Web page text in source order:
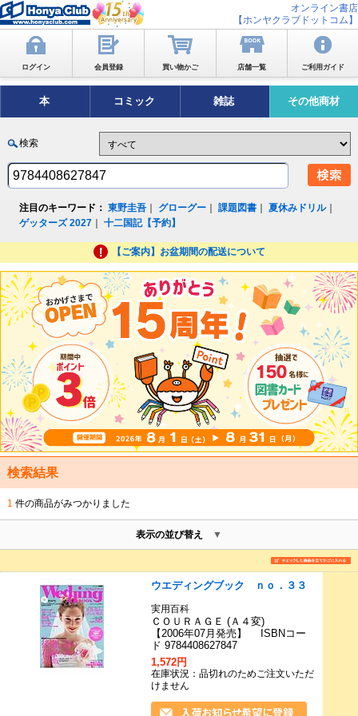
オンライン書店
【ホンヤクラブドットコム】
ログイン 会員登録 買い物かご 店舗一覧 ご利用ガイド
本 コミック 雑誌 その他商材
検索
注目のキーワード： 東野圭吾 グローグー ｜課題図書 ｜夏休みドリル｜
ゲッターズ 2027 ｜十二国記【予約】
【ご案内】お盆期間の配送について
検索結果
1 件の商品がみつかりました
表示の並び替え
ウエディングブック ｎｏ．３３
実用百科
ＣＯＵＲＡＧＥ (Ａ４変)
【2006年07月発売】 ISBNコー
ド 9784408627847
1,572円
在庫状況：品切れのためご注文いただ
けません